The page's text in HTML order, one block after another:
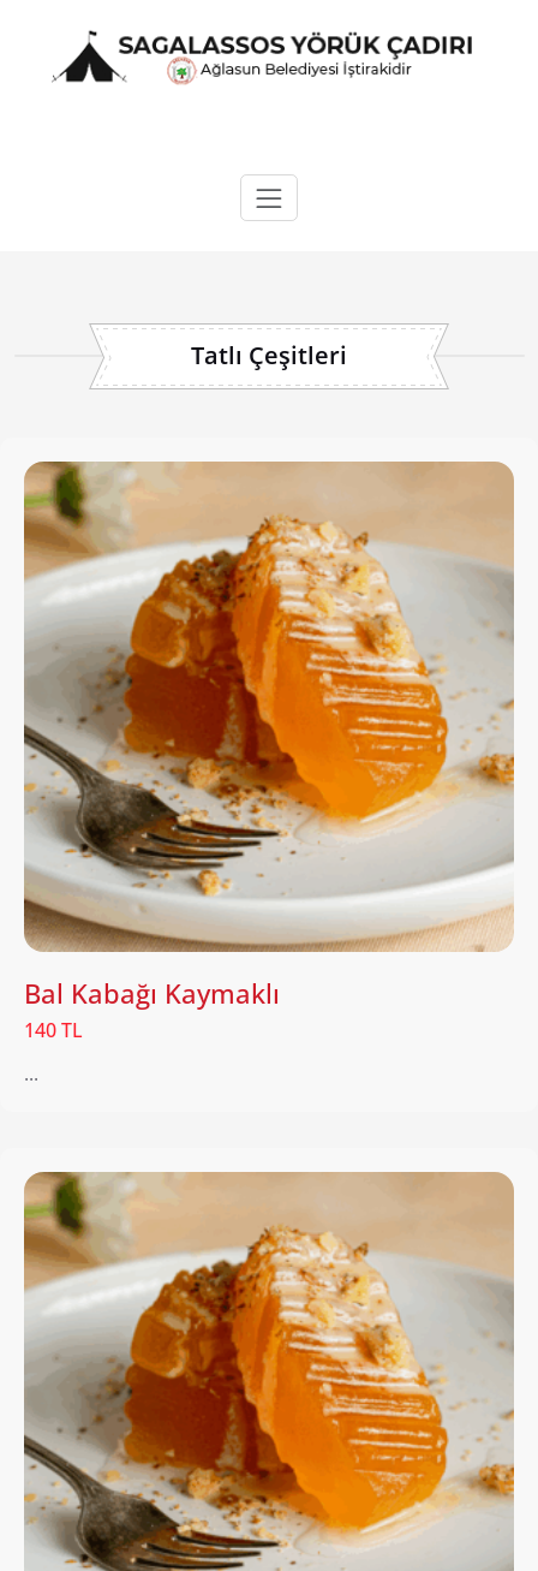
Sagalassos Yörük Çadırı
Tatlı Çeşitleri
Bal Kabağı Kaymaklı
140 TL
...